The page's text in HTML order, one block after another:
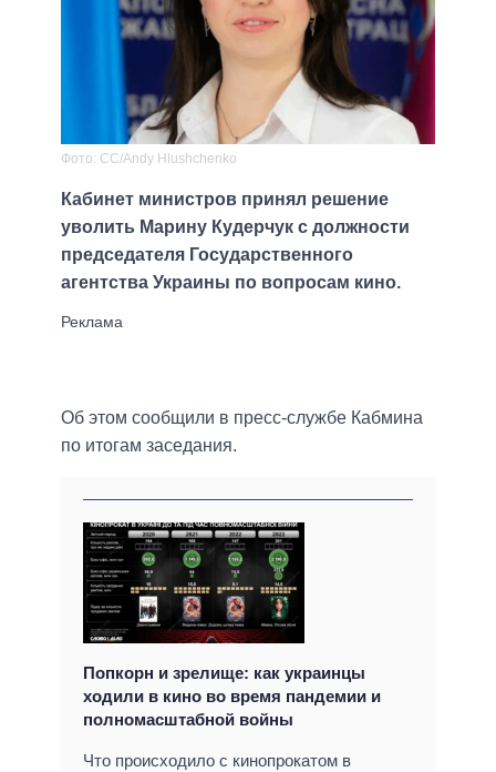
Фото: CC/Andy Hlushchenko
Кабинет министров принял решение
уволить Марину Кудерчук с должности
председателя Государственного
агентства Украины по вопросам кино.
Об этом сообщили в пресс-службе Кабмина
по итогам заседания.
Попкорн и зрелище: как украинцы
ходили в кино во время пандемии и
полномасштабной войны
Что происходило с кинопрокатом в